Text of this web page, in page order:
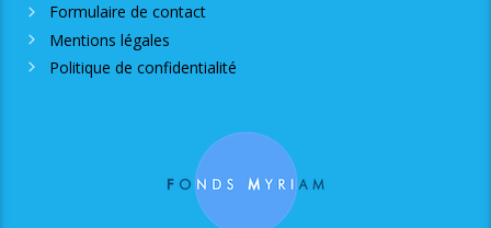
Formulaire de contact
Mentions légales
Politique de confidentialité